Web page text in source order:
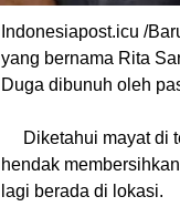
Indonesiapost.icu /
yang bernama Rita
Duga dibunuh oleh
Diketahui mayat di
hendak
lagi berada di lokasi.